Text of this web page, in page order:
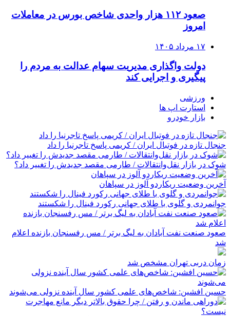
صعود ۱۱۲ هزار واحدی شاخص بورس در معاملات
امروز
۱۷ مرداد ۱۴۰۵
دولت واگذاری مدیریت سهام عدالت به مردم را
پیگیری و اجرایی کند
ورزشی
استارت اپ ها
بازار خودرو
جنجال تازه در فوتبال ایران / کریمی پاسخ تاجرنیا را داد
شوک در بازار نقل‌وانتقالات / طارمی مقصد جدیدش را تغییر داد؟
آخرین وضعیت ریکاردو آلوز در سپاهان
جوانمردی و گلوی با طلای جهانی رکورد فینال را شکستند
صعود صنعت نفت آبادان به لیگ برتر / مس رفسنجان بازنده اعلام
شد
زمان دربی تهران مشخص شد
حسین افشین: شاخص‌های علمی کشور سال آینده نزولی می‌شوند